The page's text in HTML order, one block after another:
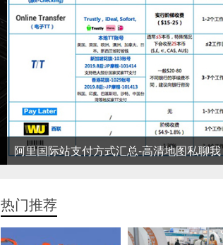
阿里国际站支付方式汇总-高清地图私聊我
热门推荐